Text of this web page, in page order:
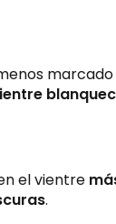
el vientre
.